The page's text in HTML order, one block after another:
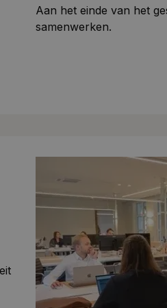
Aan het einde van het
samenwerken.